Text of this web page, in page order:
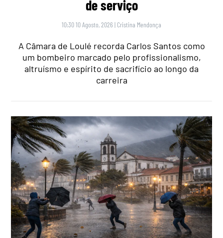
de serviço
10:30 10 Agosto, 2026 | Cristina Mendonça
A Câmara de Loulé recorda Carlos Santos como
um bombeiro marcado pelo profissionalismo,
altruísmo e espírito de sacrifício ao longo da
carreira